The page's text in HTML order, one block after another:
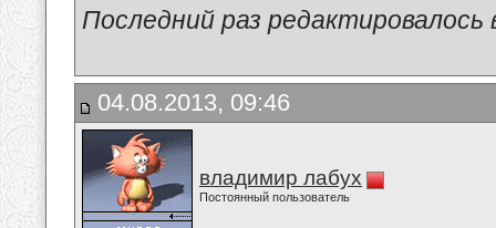
Последний раз
04.08.2013, 09:46
владимир лабух
Постоянный пользователь